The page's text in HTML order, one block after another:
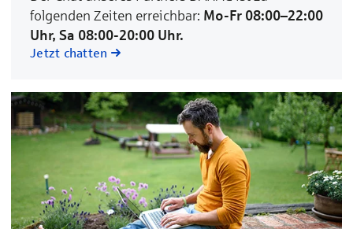
folgenden Zeiten erreichbar: Mo-Fr 08:00–22:00
Uhr, Sa 08:00-20:00 Uhr.
Jetzt chatten